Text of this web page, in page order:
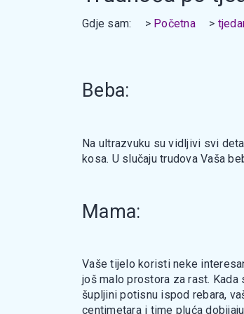
Gdje sam: Početna
Beba:
Na ultrazvuku su vidljivi svi
kosa. U slučaju trudova Vaša
Mama:
Vaše tijelo koristi neke
još malo prostora za rast.
šupljini potisnu ispod rebara,
centimetara i time pluća